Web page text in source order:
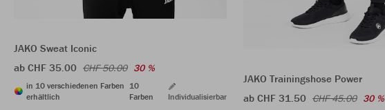
JAKO Sweat Iconic
ab CHF 35.00 CHF 50.00 30 %
in 10 verschiedenen Farben
erhältlich
10
Farben
Individualisierbar
JAKO Trainingshose Power
ab CHF 31.50 CHF 45.00 30 %